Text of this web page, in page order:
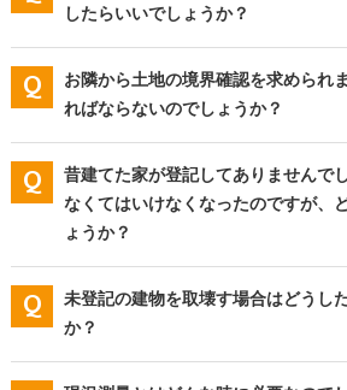
したらいいでしょうか？
お隣から土地の境界確認を求められ
ればならないのでしょうか？
昔建てた家が登記してありませんで
なくてはいけなくなったのですが、
ょうか？
未登記の建物を取壊す場合はどうし
か？